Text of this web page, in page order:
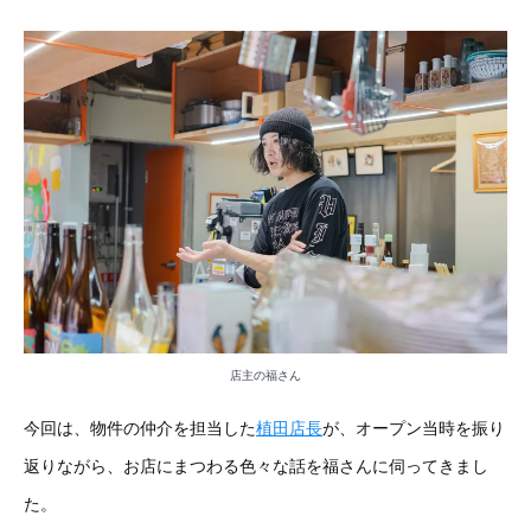
店主の福さん
今回は、物件の仲介を担当した植田店長が、オープン当時を振り
返りながら、お店にまつわる色々な話を福さんに伺ってきまし
た。